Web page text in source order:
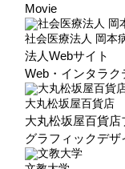
Movie
社会医療法人 岡本
法人Webサイト
Web・インタラク
大丸松坂屋百貨店
大丸松坂屋百貨
グラフィックデザ